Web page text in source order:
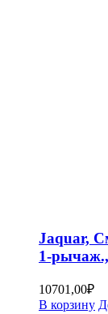
Jaquar,
1-
10701,00₽
В корзину